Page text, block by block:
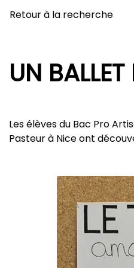
Retour à la recherche
UN
Les élèves du Bac Pro
Pasteur à Nice ont